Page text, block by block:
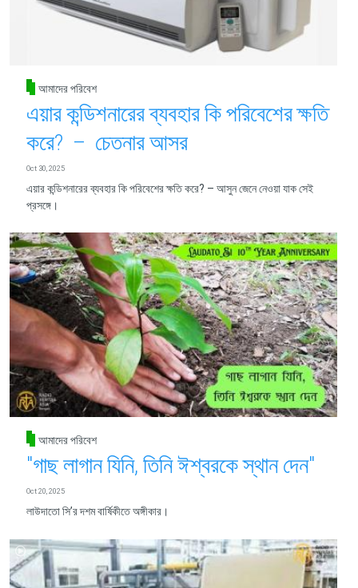
আমাদের পরিবেশ
এয়ার কন্ডিশনারের ব্যবহার কি পরিবেশের ক্ষতি
করে? – চেতনার আসর
Oct 30, 2025
এয়ার কন্ডিশনারের ব্যবহার কি পরিবেশের ক্ষতি করে? – আসুন জেনে নেওয়া যাক সেই
প্রসঙ্গে।
আমাদের পরিবেশ
"গাছ লাগান যিনি, তিনি ঈশ্বরকে স্থান দেন"
Oct 20, 2025
লাউদাতো সি’র দশম বার্ষিকীতে অঙ্গীকার।